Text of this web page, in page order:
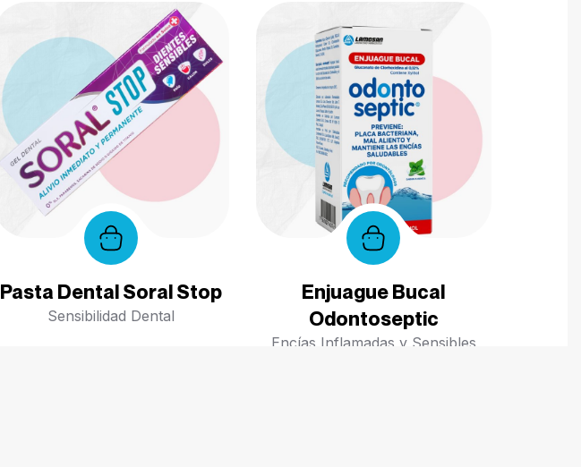
Pasta Dental Soral Stop
Sensibilidad Dental
Enjuague Bucal
Odontoseptic
Encías Inflamadas y Sensibles